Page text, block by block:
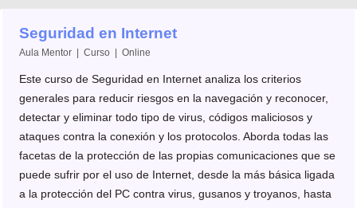
Seguridad en Internet
Aula Mentor | Curso | Online
Este curso de Seguridad en Internet analiza los criterios
generales para reducir riesgos en la navegación y reconocer,
detectar y eliminar todo tipo de virus, códigos maliciosos y
ataques contra la conexión y los protocolos. Aborda todas las
facetas de la protección de las propias comunicaciones que se
puede sufrir por el uso de Internet, desde la más básica ligada
a la protección del PC contra virus, gusanos y troyanos, hasta